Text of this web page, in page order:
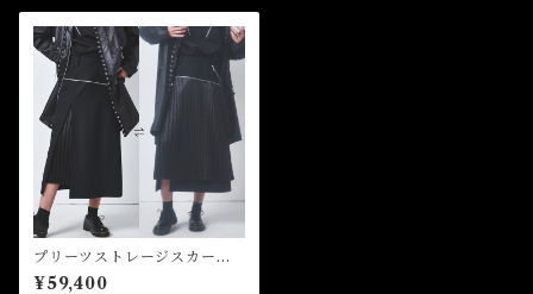
プリーツストレージスカー
ト Pleated Storage Skirt
¥59,400